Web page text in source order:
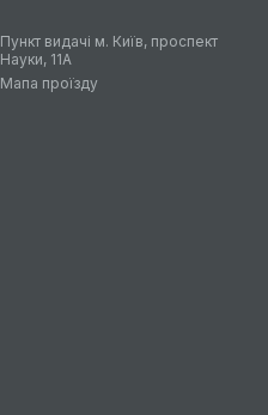
Пункт видачі м. Київ, проспект
Науки, 11А
Мапа проїзду